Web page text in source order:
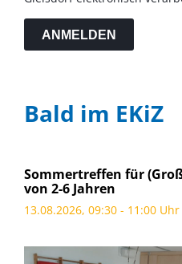
ANMELDEN
Bald im EKiZ
Sommertreffen für
von 2-6 Jahren
13.08.2026, 09:30 - 11:00 Uhr